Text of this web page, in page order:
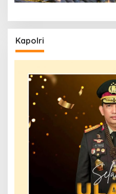
Kapolri